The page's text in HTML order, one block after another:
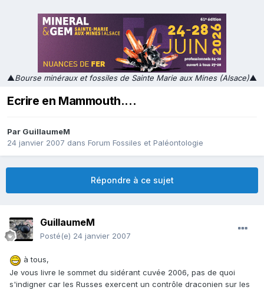
▲Bourse minéraux et fossiles de Sainte Marie aux Mines (Alsace)▲
Ecrire en Mammouth....
Par GuillaumeM
24 janvier 2007 dans Forum Fossiles et Paléontologie
Répondre à ce sujet
GuillaumeM
Posté(e) 24 janvier 2007
à tous,
Je vous livre le sommet du sidérant cuvée 2006, pas de quoi
s'indigner car les Russes exercent un contrôle draconien sur les